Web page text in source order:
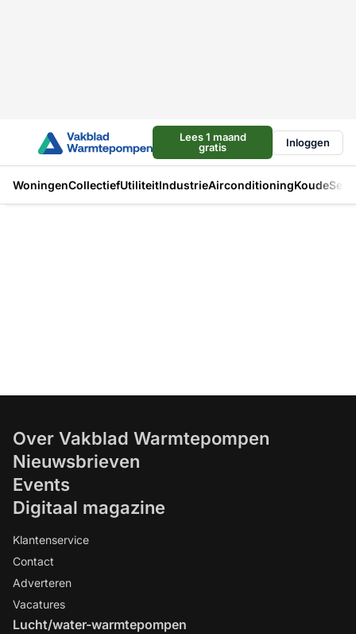
Lees 1 maand
gratis
Inloggen
WoningenCollectiefUtiliteitIndustrieAirconditioningKoude
Over Vakblad Warmtepompen
Nieuwsbrieven
Events
Digitaal magazine
Klantenservice
Contact
Adverteren
Vacatures
Lucht/water-warmtepompen